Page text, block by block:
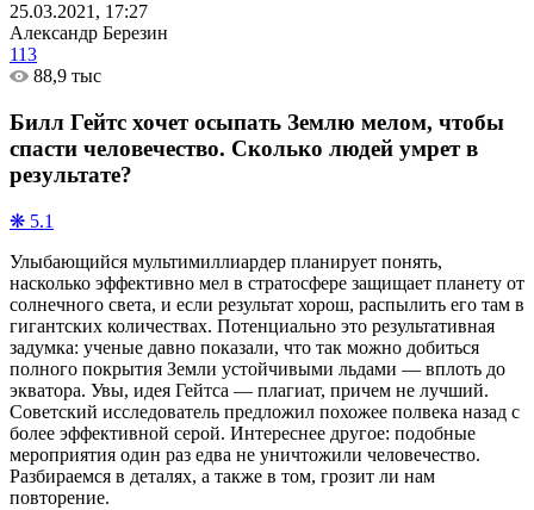
25.03.2021, 17:27
Александр Березин
113
88,9 тыс
Билл Гейтс хочет осыпать Землю мелом, чтобы
спасти человечество. Сколько людей умрет в
результате?
❋ 5.1
Улыбающийся мультимиллиардер планирует понять,
насколько эффективно мел в стратосфере защищает планету от
солнечного света, и если результат хорош, распылить его там в
гигантских количествах. Потенциально это результативная
задумка: ученые давно показали, что так можно добиться
полного покрытия Земли устойчивыми льдами — вплоть до
экватора. Увы, идея Гейтса — плагиат, причем не лучший.
Советский исследователь предложил похожее полвека назад с
более эффективной серой. Интереснее другое: подобные
мероприятия один раз едва не уничтожили человечество.
Разбираемся в деталях, а также в том, грозит ли нам
повторение.